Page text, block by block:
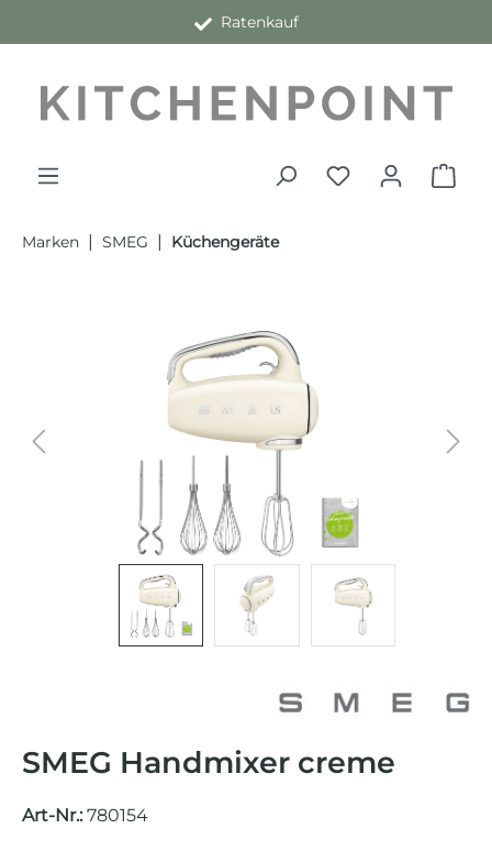
Ratenkauf
Marken | SMEG | Küchengeräte
Bildergalerie überspringen
SMEG Handmixer creme
Art-Nr.: 780154